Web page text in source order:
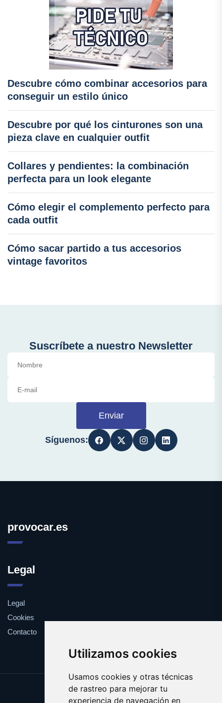
Utilizamos cookies
Usamos cookies y otras técnicas
de rastreo para mejorar tu
experiencia de navegación en
Descubre cómo combinar accesorios para
conseguir un estilo único
Descubre por qué los cinturones son una
pieza clave en cualquier outfit
Collares y pendientes: la combinación
perfecta para un look elegante
Cómo elegir el complemento perfecto para
cada outfit
Cómo sacar partido a tus accesorios
vintage favoritos
Suscríbete a nuestro Newsletter
Enviar
Síguenos:
provocar.es
Legal
Legal
Cookies
Contacto
Update cookies preferences